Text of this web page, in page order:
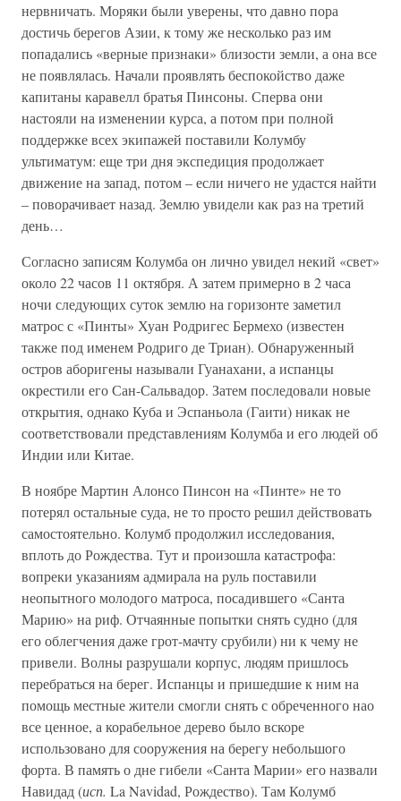
нервничать. Моряки были уверены, что давно пора
достичь берегов Азии, к тому же несколько раз им
попадались «верные признаки» близости земли, а она все
не появлялась. Начали проявлять беспокойство даже
капитаны каравелл братья Пинсоны. Сперва они
настояли на изменении курса, а потом при полной
поддержке всех экипажей поставили Колумбу
ультиматум: еще три дня экспедиция продолжает
движение на запад, потом – если ничего не удастся найти
– поворачивает назад. Землю увидели как раз на третий
день…
Согласно записям Колумба он лично увидел некий «свет»
около 22 часов 11 октября. А затем примерно в 2 часа
ночи следующих суток землю на горизонте заметил
матрос с «Пинты» Хуан Родригес Бермехо (известен
также под именем Родриго де Триан). Обнаруженный
остров аборигены называли Гуанахани, а испанцы
окрестили его Сан-Сальвадор. Затем последовали новые
открытия, однако Куба и Эспаньола (Гаити) никак не
соответствовали представлениям Колумба и его людей об
Индии или Китае.
В ноябре Мартин Алонсо Пинсон на «Пинте» не то
потерял остальные суда, не то просто решил действовать
самостоятельно. Колумб продолжил исследования,
вплоть до Рождества. Тут и произошла катастрофа:
вопреки указаниям адмирала на руль поставили
неопытного молодого матроса, посадившего «Санта
Марию» на риф. Отчаянные попытки снять судно (для
его облегчения даже грот-мачту срубили) ни к чему не
привели. Волны разрушали корпус, людям пришлось
перебраться на берег. Испанцы и пришедшие к ним на
помощь местные жители смогли снять с обреченного нао
все ценное, а корабельное дерево было вскоре
использовано для сооружения на берегу небольшого
форта. В память о дне гибели «Санта Марии» его назвали
Навидад (исп. La Navidad, Рождество). Там Колумб